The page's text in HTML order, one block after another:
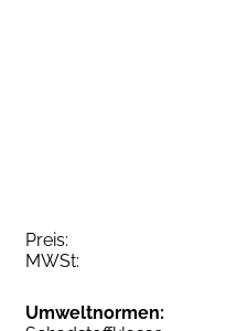
Preis:
MWSt:
Umweltnormen: